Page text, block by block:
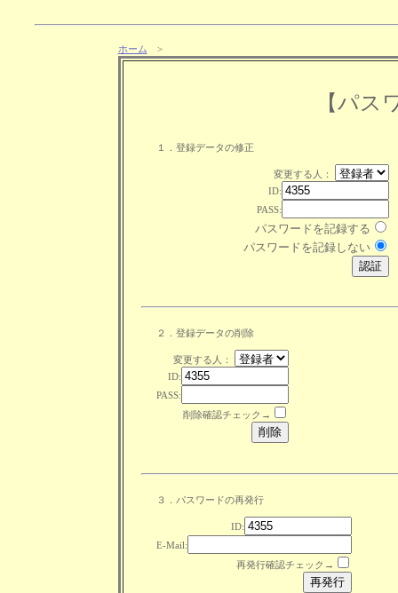
ホーム >
【パス
１．登録データの修正
変更する人：
ID:
PASS:
パスワードを記録する
パスワードを記録しない
２．登録データの削除
変更する人：
ID:
PASS:
削除確認チェック→
３．パスワードの再発行
ID:
E-Mail:
再発行確認チェック→